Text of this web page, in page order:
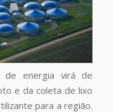
de energia virá de
e da coleta de lixo
para a região.